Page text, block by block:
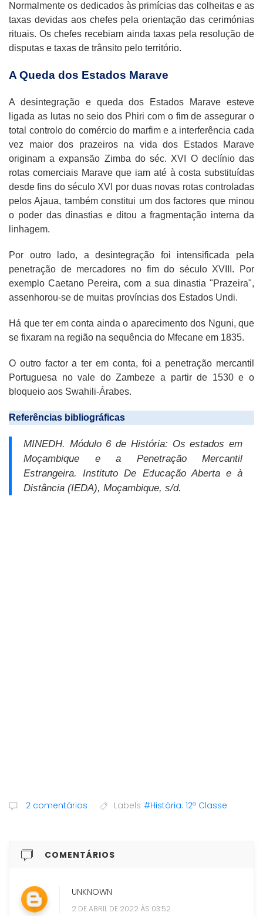
Normalmente os dedicados às primícias das colheitas e as
taxas devidas aos chefes pela orientação das cerimónias
rituais. Os chefes recebiam ainda taxas pela resolução de
disputas e taxas de trânsito pelo território.
A Queda dos Estados Marave
A desintegração e queda dos Estados Marave esteve
ligada as lutas no seio dos Phiri com o fim de assegurar o
total controlo do comércio do marfim e a interferência cada
vez maior dos prazeiros na vida dos Estados Marave
originam a expansão Zimba do séc. XVI O declínio das
rotas comerciais Marave que iam até à costa substituídas
desde fins do século XVI por duas novas rotas controladas
pelos Ajaua, também constitui um dos factores que minou
o poder das dinastias e ditou a fragmentação interna da
linhagem.
Por outro lado, a desintegração foi intensificada pela
penetração de mercadores no fim do século XVIII. Por
exemplo Caetano Pereira, com a sua dinastia "Prazeira",
assenhorou-se de muitas províncias dos Estados Undi.
Há que ter em conta ainda o aparecimento dos Nguni, que
se fixaram na região na sequência do Mfecane em 1835.
O outro factor a ter em conta, foi a penetração mercantil
Portuguesa no vale do Zambeze a partir de 1530 e o
bloqueio aos Swahili-Árabes.
Referências bibliográficas
MINEDH. Módulo 6 de História: Os estados em
Moçambique e a Penetração Mercantil
Estrangeira.
Instituto De Educação Aberta e à
Distância (IEDA), Moçambique, s/d.
2 comentários Labels #História: 12ª Classe
COMENTÁRIOS
UNKNOWN
2 DE ABRIL DE 2022 ÀS 03:52